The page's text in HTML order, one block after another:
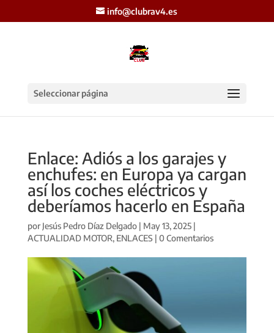
info@clubrav4.es
Seleccionar página
Enlace: Adiós a los garajes y
enchufes: en Europa ya cargan
así los coches eléctricos y
deberíamos hacerlo en España
por Jesús Pedro Díaz Delgado| May 13, 2025|
ACTUALIDAD MOTOR, ENLACES | 0 Comentarios